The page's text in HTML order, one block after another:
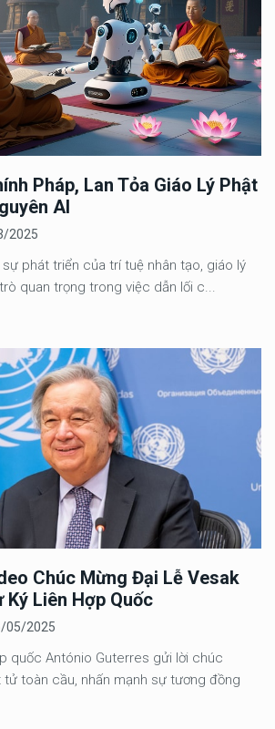
Pháp, Lan Tỏa Giáo Lý Phật
AI
2025
phát triển của trí tuệ nhân tạo, giáo lý
quan trọng trong việc dẫn lối c...
Chúc Mừng Đại Lễ Vesak
Ký Liên Hợp Quốc
05/2025
quốc António Guterres gửi lời chúc
toàn cầu, nhấn mạnh sự tương đồng